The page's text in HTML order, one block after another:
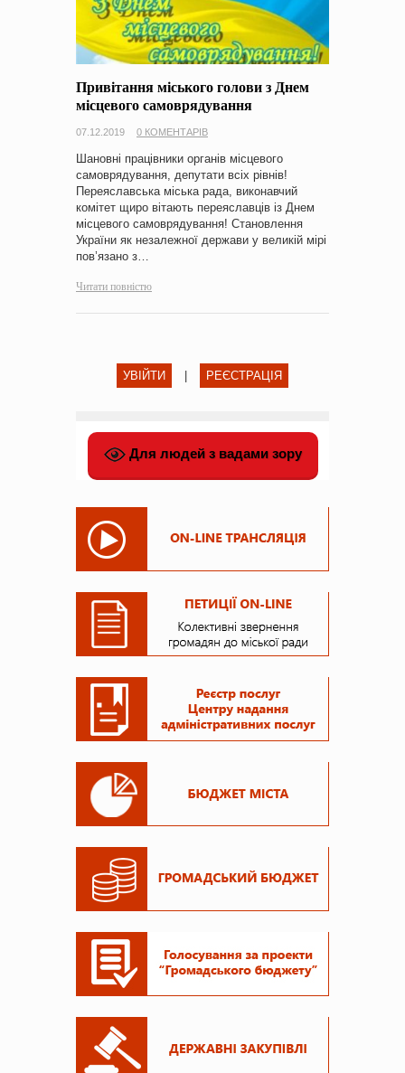
Привітання міського голови з Днем
місцевого самоврядування
07.12.2019 0 КОМЕНТАРІВ
Шановні працівники органів місцевого
самоврядування, депутати всіх рівнів!
Переяславська міська рада, виконавчий
комітет щиро вітають переяславців із Днем
місцевого самоврядування! Становлення
України як незалежної держави у великій мірі
пов’язано з…
Читати повністю
УВІЙТИ | РЕЄСТРАЦІЯ
Для людей з вадами зору